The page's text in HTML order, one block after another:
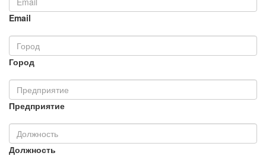
Email
Город
Предприятие
Должность